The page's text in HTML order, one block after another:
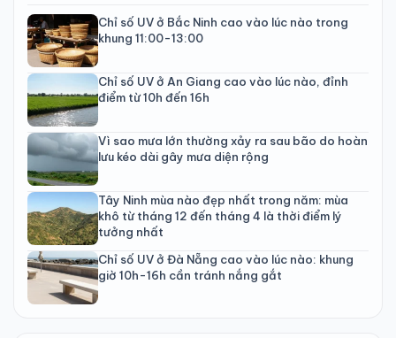
Chỉ số UV ở Bắc Ninh cao vào lúc nào trong
khung 11:00-13:00
Chỉ số UV ở An Giang cao vào lúc nào, đỉnh
điểm từ 10h đến 16h
Vì sao mưa lớn thường xảy ra sau bão do hoàn
lưu kéo dài gây mưa diện rộng
Tây Ninh mùa nào đẹp nhất trong năm: mùa
khô từ tháng 12 đến tháng 4 là thời điểm lý
tưởng nhất
Chỉ số UV ở Đà Nẵng cao vào lúc nào: khung
giờ 10h-16h cần tránh nắng gắt